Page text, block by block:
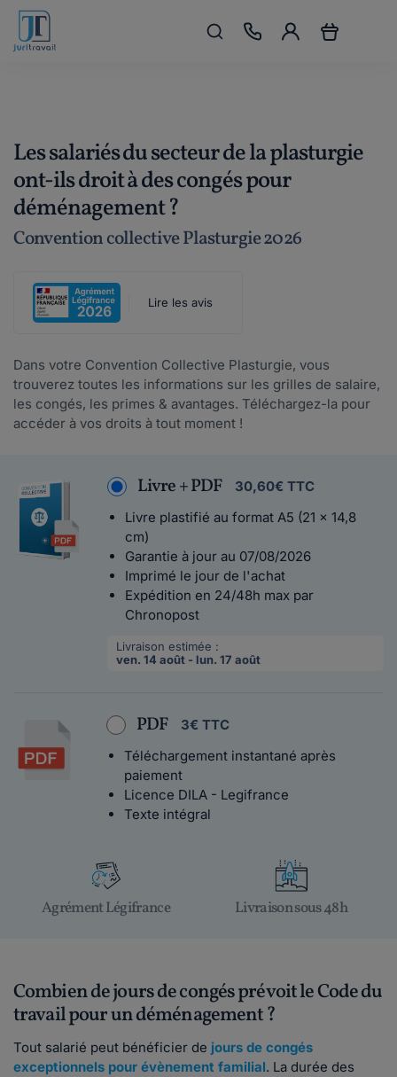
Les salariés du secteur de la plasturgie
ont-ils droit à des congés pour
déménagement ?
Convention collective Plasturgie 2026
Lire les avis
Dans votre Convention Collective Plasturgie, vous
trouverez toutes les informations sur les grilles de salaire,
les congés, les primes & avantages. Téléchargez-la pour
accéder à vos droits à tout moment !
Livre + PDF
30,60€ TTC
Livre plastifié au format A5 (21 x 14,8
cm)
Garantie à jour au 07/08/2026
Imprimé le jour de l'achat
Expédition en 24/48h max par
Chronopost
Livraison estimée :
ven. 14 août - lun. 17 août
PDF
3€ TTC
Téléchargement instantané après
paiement
Licence DILA - Legifrance
Texte intégral
Agrément Légifrance Livraison sous 48h
Combien de jours de congés prévoit le Code du
travail pour un déménagement ?
Tout salarié peut bénéficier de jours de congés
exceptionnels pour évènement familial. La durée des